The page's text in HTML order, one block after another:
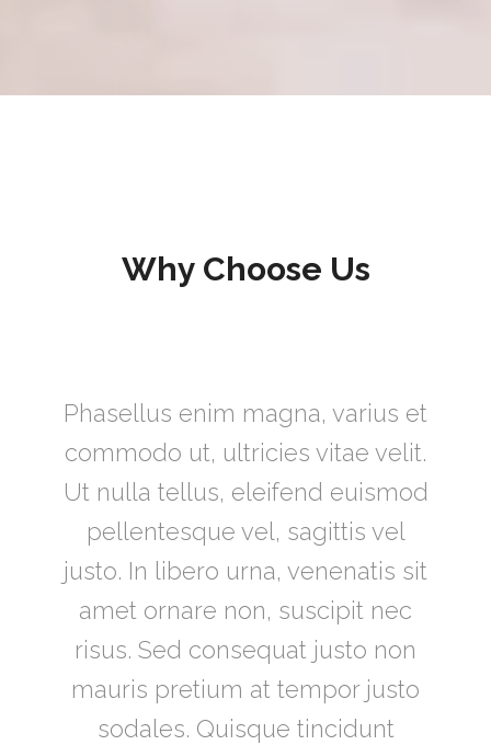
Why Choose Us
Phasellus enim magna, varius et
commodo ut, ultricies vitae velit.
Ut nulla tellus, eleifend euismod
pellentesque vel, sagittis vel
justo. In libero urna, venenatis sit
amet ornare non, suscipit nec
risus. Sed consequat justo non
mauris pretium at tempor justo
sodales. Quisque tincidunt